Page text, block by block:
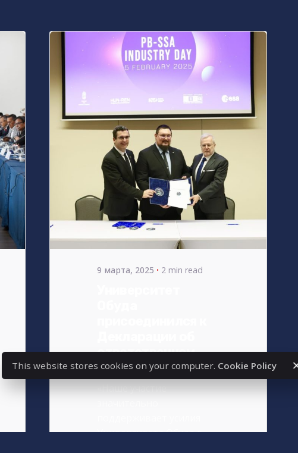
Posted
by
bencsikg
9 марта, 2025 2 min read
ответственном
освоении космоса
«Наше участие
Университета Обуда в
This website stores cookies on your computer. Cookie Policy